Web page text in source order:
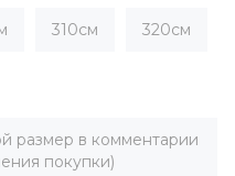
310см 320см
размер в комментарии
покупки)